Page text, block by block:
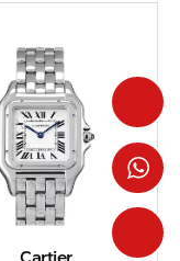
Cartier